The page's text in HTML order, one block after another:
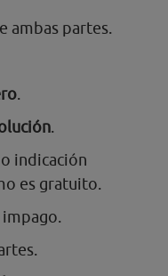
ambas partes.
.
.
indicación
es gratuito.
impago.